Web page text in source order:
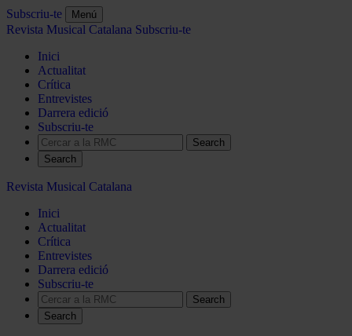
Subscriu-te Menú
Revista Musical Catalana Subscriu-te
Inici
Actualitat
Crítica
Entrevistes
Darrera edició
Subscriu-te
Search
Revista Musical Catalana
Inici
Actualitat
Crítica
Entrevistes
Darrera edició
Subscriu-te
Search